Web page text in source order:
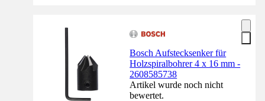
Bosch Aufstecksenker für
Holzspiralbohrer 4 x 16 mm -
2608585738
Artikel wurde noch nicht
bewertet.